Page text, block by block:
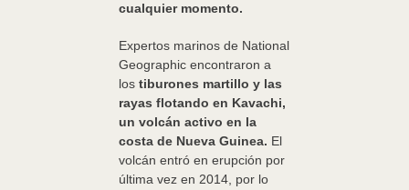
cualquier momento.
Expertos marinos de National
Geographic encontraron a
los tiburones martillo y las
rayas flotando en Kavachi,
un volcán activo en la
costa de Nueva Guinea. El
volcán entró en erupción por
última vez en 2014, por lo